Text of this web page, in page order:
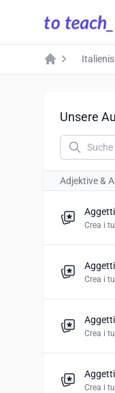
Home
Unsere
Adjektive &